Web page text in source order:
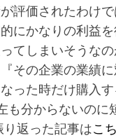
評価されたわ
にかなりの利益
てしまいそうなの
その企業の業績
った時だけ購入
分からないの
り返った記事はこ